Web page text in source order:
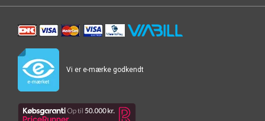
Vi er e-mærke godkendt